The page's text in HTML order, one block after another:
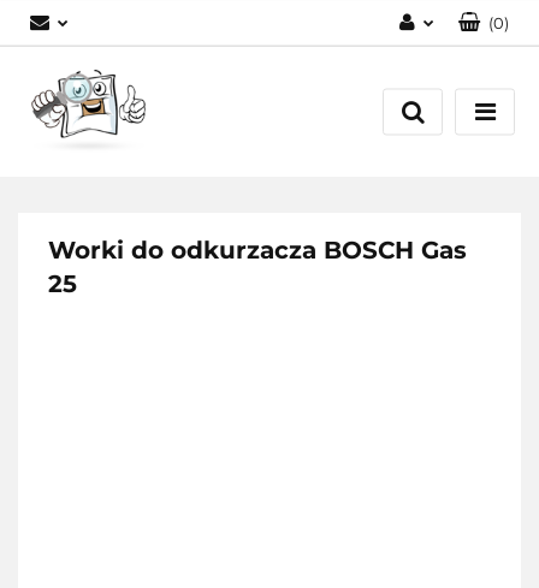
Zarejestruj się
(0)
Worki do odkurzacza BOSCH Gas
25